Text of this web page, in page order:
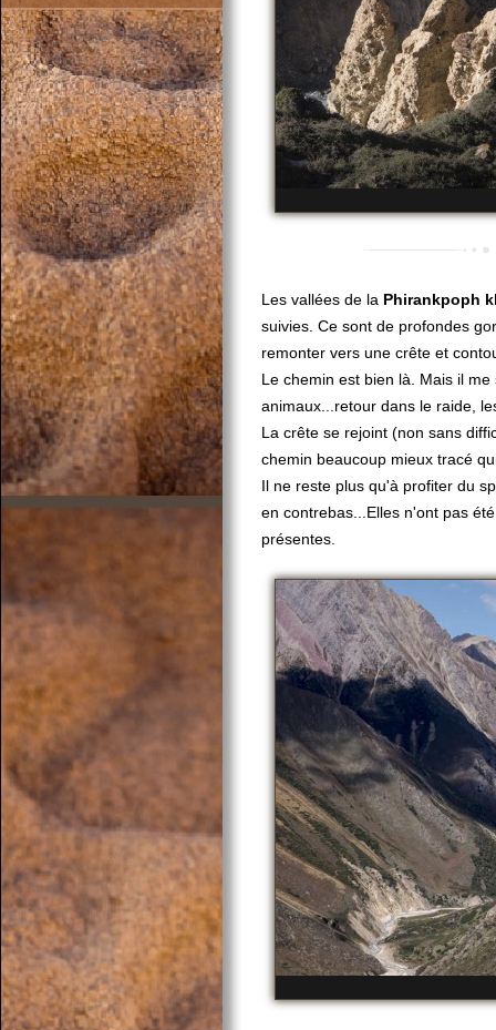
Les vallées de la Phirankpoph
suivies. Ce sont de profondes
remonter vers une crête et
Le chemin est bien là. Mais il
animaux...retour dans le raide,
La crête se rejoint (non sans
chemin beaucoup mieux tracé
Il ne reste plus qu'à profiter du
en contrebas...Elles n'ont pas
présentes.